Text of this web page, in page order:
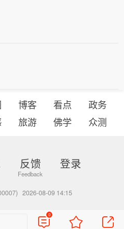
博客 看点
政务
旅游 佛学 众测
反馈 登录
2026-08-09 14:15
0